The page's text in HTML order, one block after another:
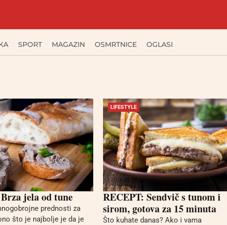
SPORT MAGAZIN OSMRTNICE OGLASI
jela od tune
prednosti za
što je najbolje je da je
LIFESTYLE
RECEPT: Sendvič s tunom i
sirom, gotova za 15 minuta
Što kuhate danas? Ako i vama